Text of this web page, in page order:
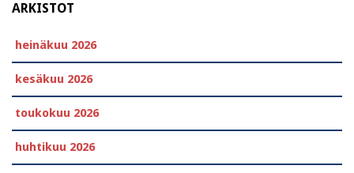
ARKISTOT
heinäkuu 2026
kesäkuu 2026
toukokuu 2026
huhtikuu 2026